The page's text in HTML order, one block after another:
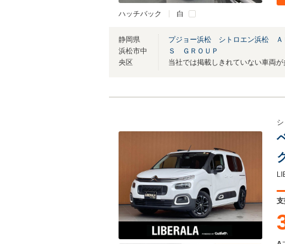
ハッチバック 白
静岡県
浜松市中
央区
プジョー浜松 シトロエン浜松 Ａ
Ｓ ＧＲＯＵＰ